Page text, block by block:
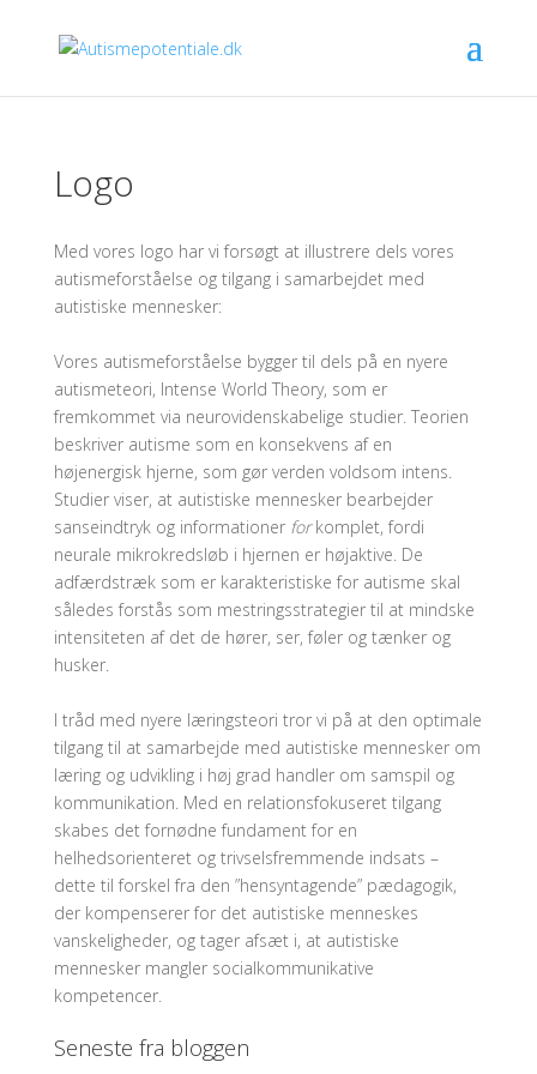
Logo
Med vores logo har vi forsøgt at illustrere dels vores
autismeforståelse og tilgang i samarbejdet med
autistiske mennesker:
Vores autismeforståelse bygger til dels på en nyere
autismeteori, Intense World Theory, som er
fremkommet via neurovidenskabelige studier. Teorien
beskriver autisme som en konsekvens af en
højenergisk hjerne, som gør verden voldsom intens.
Studier viser, at autistiske mennesker bearbejder
sanseindtryk og informationer forkomplet, fordi
neurale mikrokredsløb i hjernen er højaktive. De
adfærdstræk som er karakteristiske for autisme skal
således forstås som mestringsstrategier til at mindske
intensiteten af det de hører, ser, føler og tænker og
husker.
I tråd med nyere læringsteori tror vi på at den optimale
tilgang til at samarbejde med autistiske mennesker om
læring og udvikling i høj grad handler om samspil og
kommunikation. Med en relationsfokuseret tilgang
skabes det fornødne fundament for en
helhedsorienteret og trivselsfremmende indsats –
dette til forskel fra den ”hensyntagende” pædagogik,
der kompenserer for det autistiske menneskes
vanskeligheder, og tager afsæt i, at autistiske
mennesker mangler socialkommunikative
kompetencer.
Seneste fra bloggen